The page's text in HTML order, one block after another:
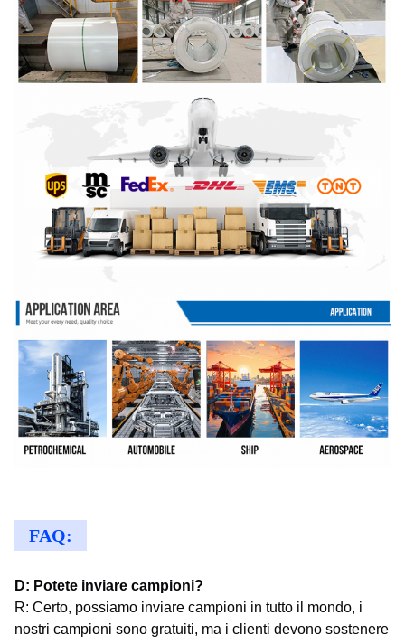
FAQ:
D: Potete inviare campioni?
R: Certo, possiamo inviare campioni in tutto il mondo, i
nostri campioni sono gratuiti, ma i clienti devono sostenere